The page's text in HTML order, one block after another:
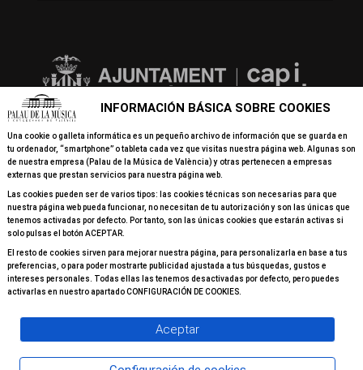
© 2026 Todos los derechos reservados Palau de la Música
INFORMACIÓN BÁSICA SOBRE COOKIES
Una cookie o galleta informática es un pequeño archivo de información que se guarda en
tu ordenador, “smartphone” o tableta cada vez que visitas nuestra página web. Algunas son
de nuestra empresa (Palau de la Música de València) y otras pertenecen a empresas
externas que prestan servicios para nuestra página web.
Las cookies pueden ser de varios tipos: las cookies técnicas son necesarias para que
nuestra página web pueda funcionar, no necesitan de tu autorización y son las únicas que
tenemos activadas por defecto. Por tanto, son las únicas cookies que estarán activas si
solo pulsas el botón ACEPTAR.
El resto de cookies sirven para mejorar nuestra página, para personalizarla en base a tus
preferencias, o para poder mostrarte publicidad ajustada a tus búsquedas, gustos e
intereses personales. Todas ellas las tenemos desactivadas por defecto, pero puedes
activarlas en nuestro apartado CONFIGURACIÓN DE COOKIES.
Aceptar